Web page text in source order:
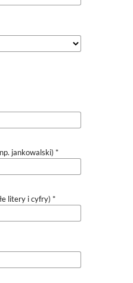
jankowalski) *
litery i cyfry) *